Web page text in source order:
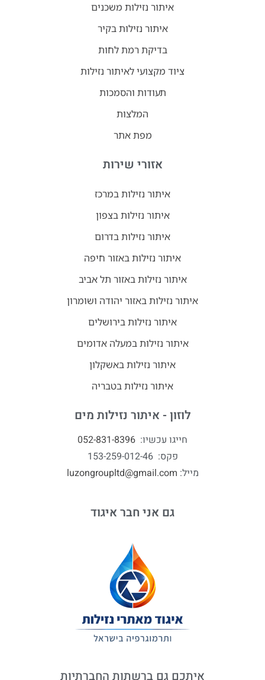
איתור נזילות משכנים
איתור נזילות בקיר
בדיקת רמת לחות
ציוד מקצועי לאיתור נזילות
תעודות והסמכות
המלצות
מפת אתר
אזורי שירות
איתור נזילות במרכז
איתור נזילות בצפון
איתור נזילות בדרום
איתור נזילות באזור חיפה
איתור נזילות באזור תל אביב
איתור נזילות באזור יהודה ושומרון
איתור נזילות בירושלים
איתור נזילות במעלה אדומים
איתור נזילות באשקלון
איתור נזילות בטבריה
לוזון - איתור נזילות מים
חייגו עכשיו: 052-831-8396
פקס: 153-259-012-46
מייל: luzongroupltd@gmail.com
גם אני חבר איגוד
איתכם גם ברשתות החברתיות